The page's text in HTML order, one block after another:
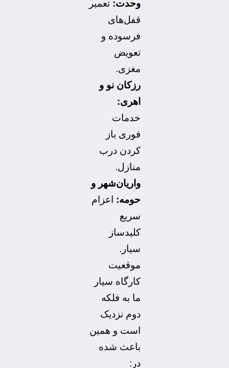
وحدت: تعمیر
قفل‌های
فرسوده و
تعویض
مغزی.
رزکان نو و
اهری:
خدمات
فوری باز
کردن درب
منازل.
واریان‌شهر و
حومه: اعزام
سریع
کلیدساز
سیار.
موقعیت
کارگاه سیار
ما به فلکه
دوم نزدیک
است و همین
باعث شده
در: